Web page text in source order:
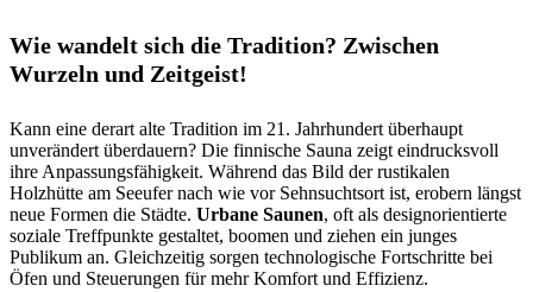
Wie wandelt sich die Tradition? Zwischen
Wurzeln und Zeitgeist!
Kann eine derart alte Tradition im 21. Jahrhundert überhaupt
unverändert überdauern? Die finnische Sauna zeigt eindrucksvoll
ihre Anpassungsfähigkeit. Während das Bild der rustikalen
Holzhütte am Seeufer nach wie vor Sehnsuchtsort ist, erobern längst
neue Formen die Städte. Urbane Saunen, oft als designorientierte
soziale Treffpunkte gestaltet, boomen und ziehen ein junges
Publikum an. Gleichzeitig sorgen technologische Fortschritte bei
Öfen und Steuerungen für mehr Komfort und Effizienz.